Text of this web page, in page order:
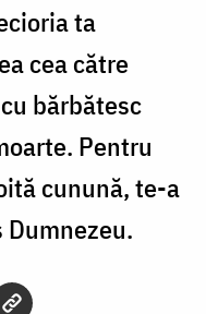
ta
cea către
bărbătesc
Pentru
cunună, te-a